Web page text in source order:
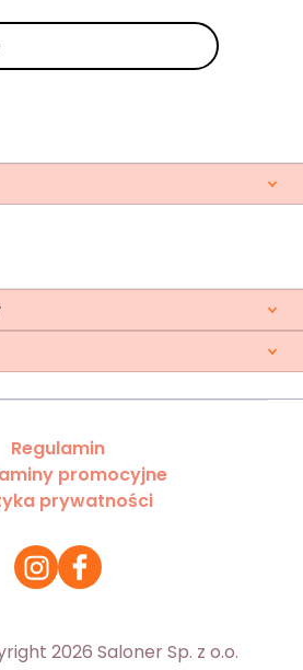
Regulamin
promocyjne
prywatności
2026 Saloner Sp. z o.o.